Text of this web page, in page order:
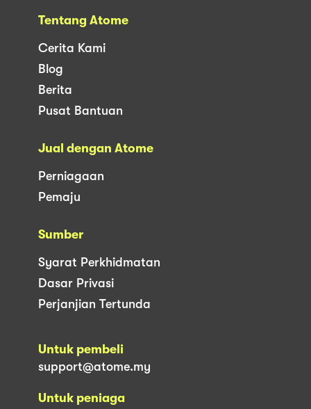
Tentang Atome
Cerita Kami
Blog
Berita
Pusat Bantuan
Jual dengan Atome
Perniagaan
Pemaju
Sumber
Syarat Perkhidmatan
Dasar Privasi
Perjanjian Tertunda
Untuk pembeli
support@atome.my
Untuk peniaga